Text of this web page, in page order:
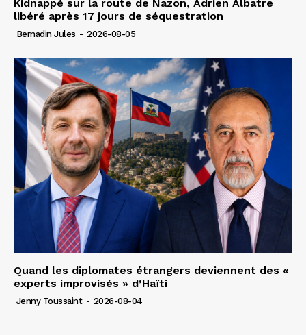
Kidnappé sur la route de Nazon, Adrien Albatre
libéré après 17 jours de séquestration
Bernadin Jules - 2026-08-05
Quand les diplomates étrangers deviennent des «
experts improvisés » d’Haïti
Jenny Toussaint - 2026-08-04